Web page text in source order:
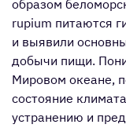
образом
rupium питаются
и выявили
добычи пищи.
Мировом океане,
состояние
устранению и